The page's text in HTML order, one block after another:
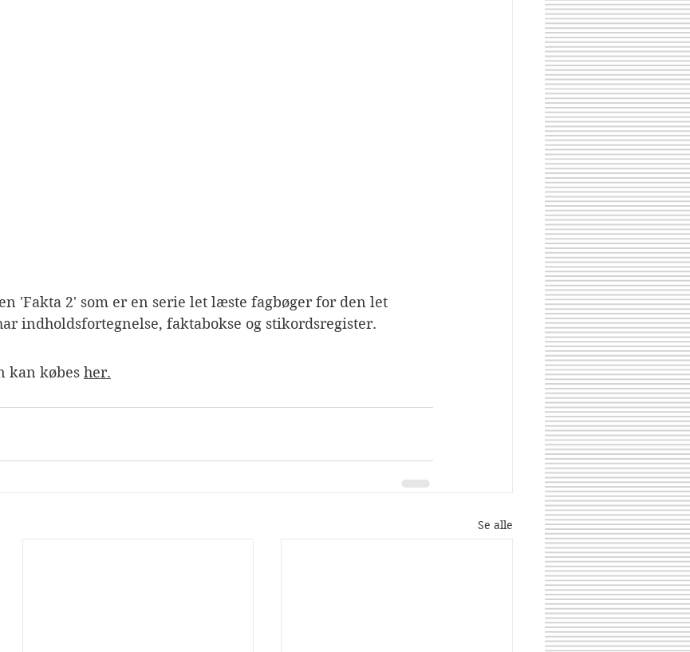
'Fakta 2' som er en serie let læste fagbøger for den let
indholdsfortegnelse, faktabokse og stikordsregister.
kan købes her.
Se alle